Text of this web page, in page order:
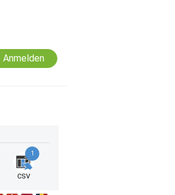
Anmelden
1
CSV